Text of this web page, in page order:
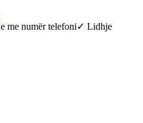
me numër telefoni✓ Lidhje